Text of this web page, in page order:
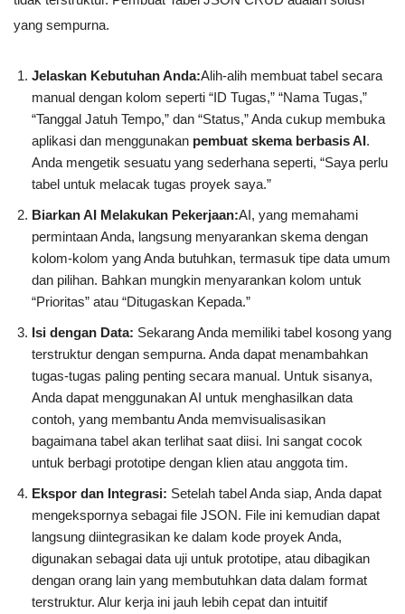
yang sempurna.
Jelaskan Kebutuhan Anda:Alih-alih membuat tabel secara
manual dengan kolom seperti “ID Tugas,” “Nama Tugas,”
“Tanggal Jatuh Tempo,” dan “Status,” Anda cukup membuka
aplikasi dan menggunakan pembuat skema berbasis AI.
Anda mengetik sesuatu yang sederhana seperti, “Saya perlu
tabel untuk melacak tugas proyek saya.”
Biarkan AI Melakukan Pekerjaan:AI, yang memahami
permintaan Anda, langsung menyarankan skema dengan
kolom-kolom yang Anda butuhkan, termasuk tipe data umum
dan pilihan. Bahkan mungkin menyarankan kolom untuk
“Prioritas” atau “Ditugaskan Kepada.”
Isi dengan Data: Sekarang Anda memiliki tabel kosong yang
terstruktur dengan sempurna. Anda dapat menambahkan
tugas-tugas paling penting secara manual. Untuk sisanya,
Anda dapat menggunakan AI untuk menghasilkan data
contoh, yang membantu Anda memvisualisasikan
bagaimana tabel akan terlihat saat diisi. Ini sangat cocok
untuk berbagi prototipe dengan klien atau anggota tim.
Ekspor dan Integrasi: Setelah tabel Anda siap, Anda dapat
mengekspornya sebagai file JSON. File ini kemudian dapat
langsung diintegrasikan ke dalam kode proyek Anda,
digunakan sebagai data uji untuk prototipe, atau dibagikan
dengan orang lain yang membutuhkan data dalam format
terstruktur. Alur kerja ini jauh lebih cepat dan intuitif